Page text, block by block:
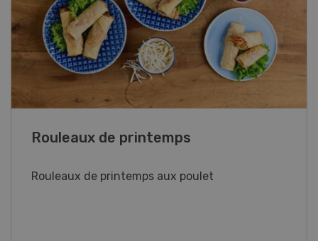
Blancs de poulet sauce épinards à la